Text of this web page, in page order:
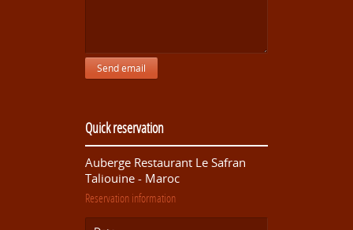
Send email
Quick reservation
Auberge Restaurant Le Safran
Taliouine - Maroc
Reservation information